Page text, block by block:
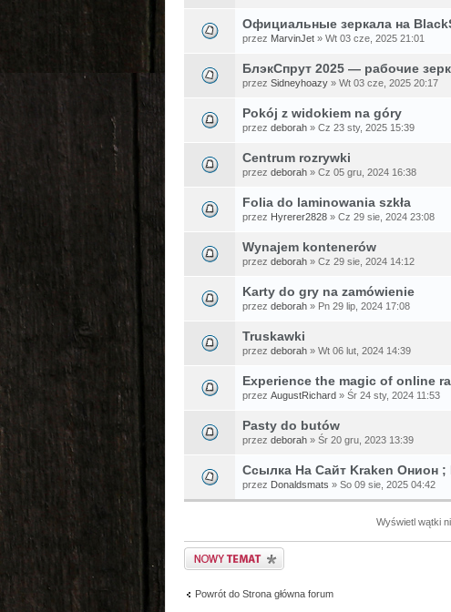
Официальные зеркала на
przez MarvinJet » Wt 03 cze, 2025 21:01
БлэкСпрут 2025 — рабочие
przez Sidneyhoazy » Wt 03 cze, 2025 20:17
Pokój z widokiem na góry
przez deborah » Cz 23 sty, 2025 15:39
Centrum rozrywki
przez deborah » Cz 05 gru, 2024 16:38
Folia do laminowania szkła
przez Hyrerer2828 » Cz 29 sie, 2024 23:08
Wynajem kontenerów
przez deborah » Cz 29 sie, 2024 14:12
Karty do gry na zamówienie
przez deborah » Pn 29 lip, 2024 17:08
Truskawki
przez deborah » Wt 06 lut, 2024 14:39
Experience the magic of online
przez AugustRichard » Śr 24 sty, 2024 11:53
Pasty do butów
przez deborah » Śr 20 gru, 2023 13:39
Ссылка На Сайт Kraken Онион
przez Donaldsmats » So 09 sie, 2025 04:42
Wyświetl wątki
Napisz wątek
Powrót do Strona główna forum